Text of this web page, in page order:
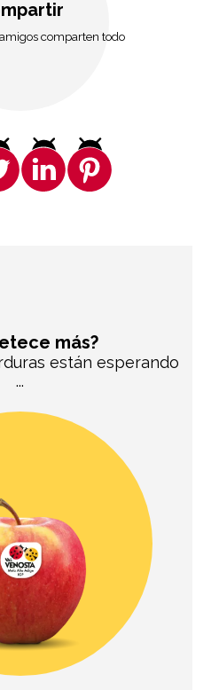
comparten todo
más?
están esperando
...